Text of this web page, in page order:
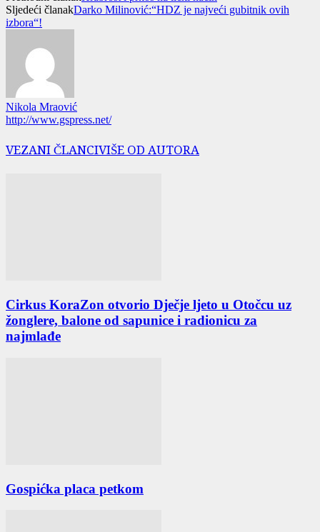
Sljedeći članakDarko Milinović:“HDZ je najveći gubitnik ovih
izbora“!
Nikola Mraović
http://www.gspress.net/
VEZANI ČLANCIVIŠE OD AUTORA
Cirkus KoraZon otvorio Dječje ljeto u Otočcu uz
žonglere, balone od sapunice i radionicu za
najmlađe
Gospićka placa petkom